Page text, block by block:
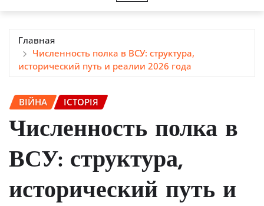
Главная
Численность полка в ВСУ: структура,
исторический путь и реалии 2026 года
ВІЙНА ІСТОРІЯ
Численность полка в
ВСУ: структура,
исторический путь и